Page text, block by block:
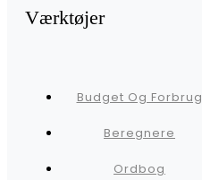
Værktøjer
Budget Og Forbrug
Beregnere
Ordbog